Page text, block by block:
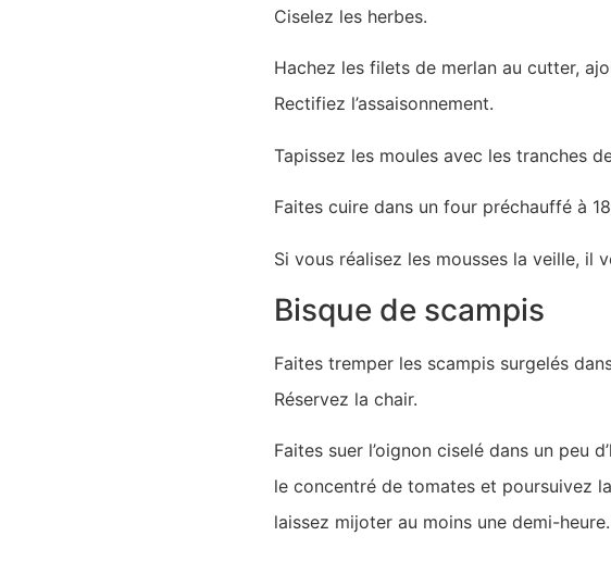
Ciselez les herbes.
Hachez les filets de merlan au cutter,
Rectifiez l’assaisonnement.
Tapissez les moules avec les tranches
Faites cuire dans un four préchauffé à
Si vous réalisez les mousses la veille, il
Bisque de scampis
Faites tremper les scampis surgelés
Réservez la chair.
Faites suer l’oignon ciselé dans un peu
le concentré de tomates et poursuivez
laissez mijoter au moins une demi-